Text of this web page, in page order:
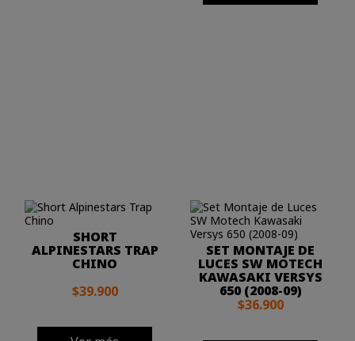
SHORT
ALPINESTARS TRAP
CHINO
$39.900
SET MONTAJE DE
LUCES SW MOTECH
KAWASAKI VERSYS
650 (2008-09)
$36.900